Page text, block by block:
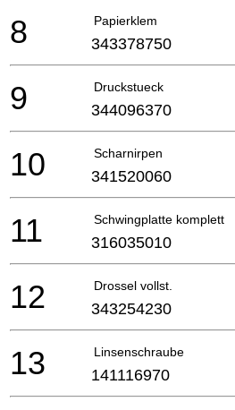
Papierklem
8 343378750
Druckstueck
9 344096370
Scharnirpen
10 341520060
Schwingplatte komplett
11 316035010
Drossel vollst.
12 343254230
Linsenschraube
13 141116970